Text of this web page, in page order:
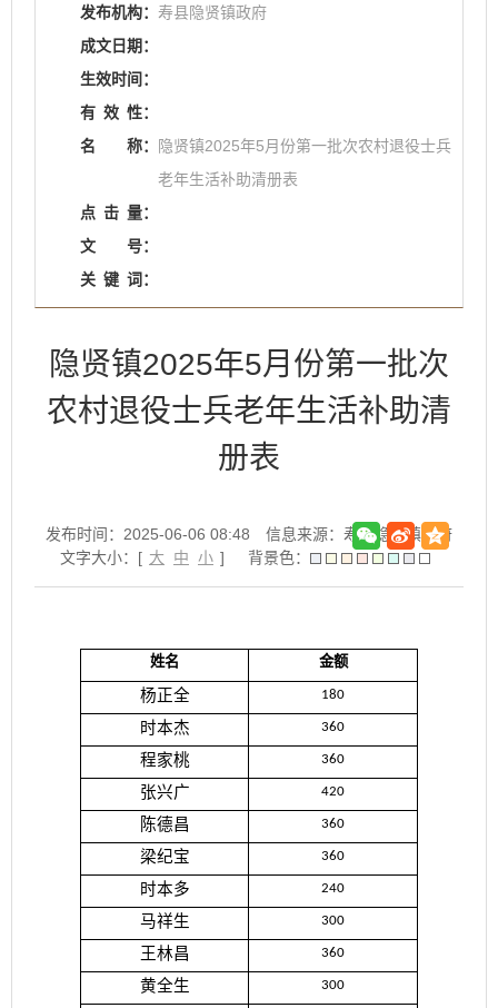
发布机构： 寿县隐贤镇政府
成文日期：
生效时间：
有 效 性：
名
称：
隐贤镇2025年5月份第一批次农村退役士兵
老年生活补助清册表
点 击 量：
文
号：
关 键 词：
隐贤镇2025年5月份第一批次
农村退役士兵老年生活补助清
册表
发布时间：2025-06-06 08:48
信息来源：寿县隐贤镇政府
文字大小：[ 大 中 小 ] 背景色：
姓名 金额
杨正全 180
时本杰 360
程家桃 360
张兴广 420
陈德昌 360
梁纪宝 360
时本多 240
马祥生 300
王林昌 360
黄全生 300